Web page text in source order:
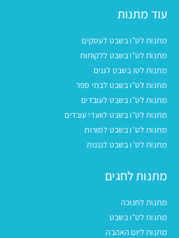
עוד מתנות
מתנות לט"ו בשבט לעסקים
מתנות לט"ו בשבט ללקוחות
מתנות לטו בשבט לגנים
מתנות לט"ו בשבט לבתי ספר
מתנות לט"ו בשבט לעובדים
מתנות לט"ו בשבט לוועדי עובדים
מתנות לט״ו בשבט למורות
מתנות לט״ו בשבט לגננות
מתנות לחגים
מתנות לחנוכה
מתנות לט"ו בשבט
מתנות ליום האהבה